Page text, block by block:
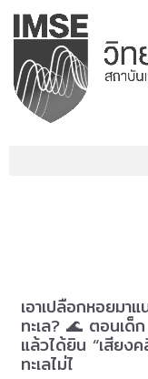
Skip
content
เอาเปลือกหอยมา
ทะเล? 🌊 ตอนเด็
แล้วได้ยิน “เสียง
ทะเลไม่ไ